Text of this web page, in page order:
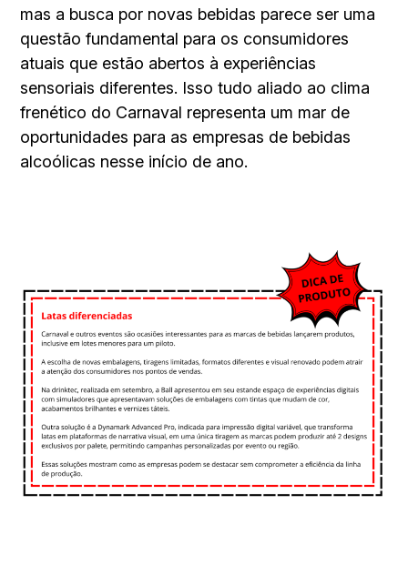
mas a busca por novas bebidas parece ser uma
questão fundamental para os consumidores
atuais que estão abertos à experiências
sensoriais diferentes. Isso tudo aliado ao clima
frenético do Carnaval representa um mar de
oportunidades para as empresas de bebidas
alcoólicas nesse início de ano.